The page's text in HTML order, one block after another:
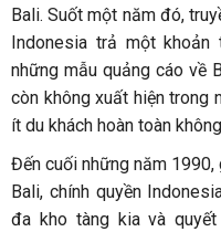
Bali. Suốt một năm đó,
Indonesia trả một
những mẫu quảng cáo về
còn không xuất hiện trong
ít du khách hoàn toàn
Đến cuối những năm
Bali, chính quyền
đa kho tàng kia và